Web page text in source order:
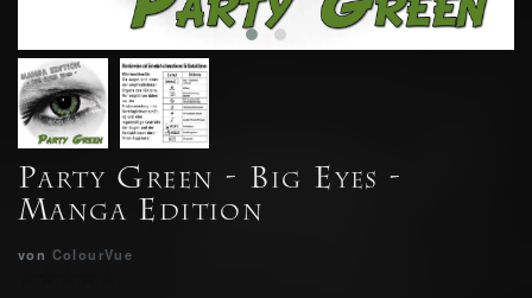
Party Green - Big Eyes -
Manga Edition
von ColourVue